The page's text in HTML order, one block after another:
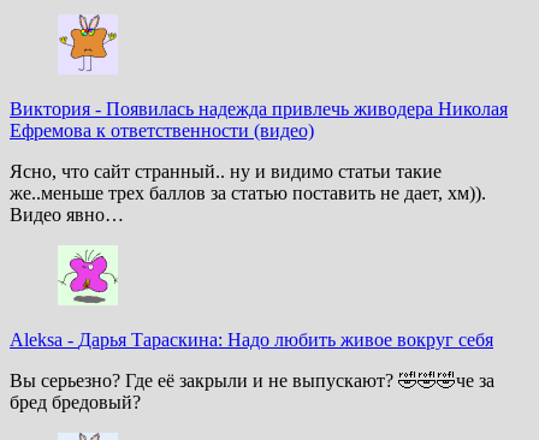
Виктория - Появилась надежда привлечь живодера Николая
Ефремова к ответственности (видео)
Ясно, что сайт странный.. ну и видимо статьи такие
же..меньше трех баллов за статью поставить не дает, хм)).
Видео явно…
Aleksa - Дарья Тараскина: Надо любить живое вокруг себя
Вы серьезно? Где её закрыли и не выпускают? 🤣🤣🤣че за
бред бредовый?